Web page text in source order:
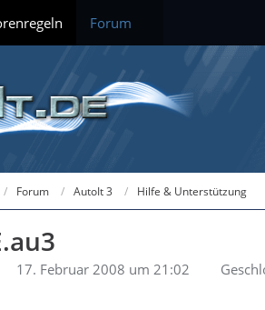
Forum
Forum AutoIt 3 Hilfe & Unterstützung
17. Februar 2008 um 21:02